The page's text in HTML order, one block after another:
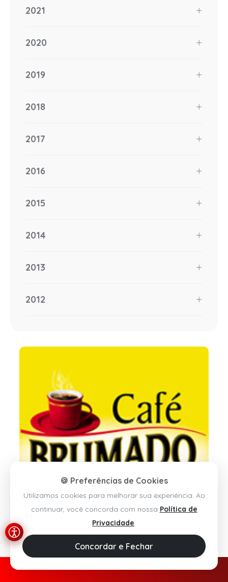
2021
2020
2019
2018
2017
2016
2015
2014
2013
2012
🍪 Preferências de Cookies
Utilizamos cookies para melhorar sua experiência. Ao
continuar, você concorda com nossa Política de
Privacidade.
Concordar e Fechar